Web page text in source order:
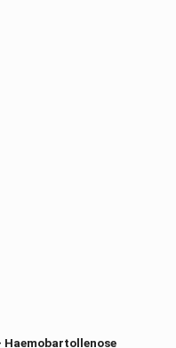
Haemobartollenose